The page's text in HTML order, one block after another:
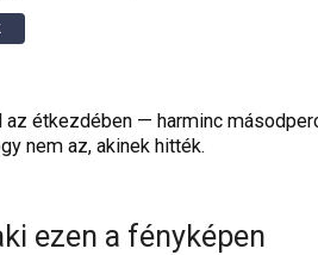
az étkezdében — harminc
nem az, akinek hitték.
ezen a fényképen